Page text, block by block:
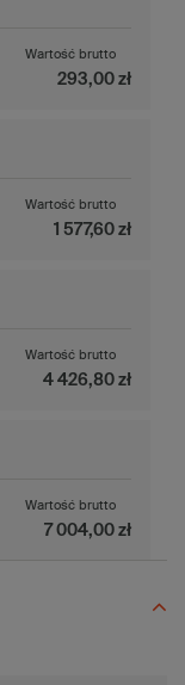
Wartość brutto
293,00 zł
Wartość brutto
1 577,60 zł
Wartość brutto
4 426,80 zł
Wartość brutto
7 004,00 zł